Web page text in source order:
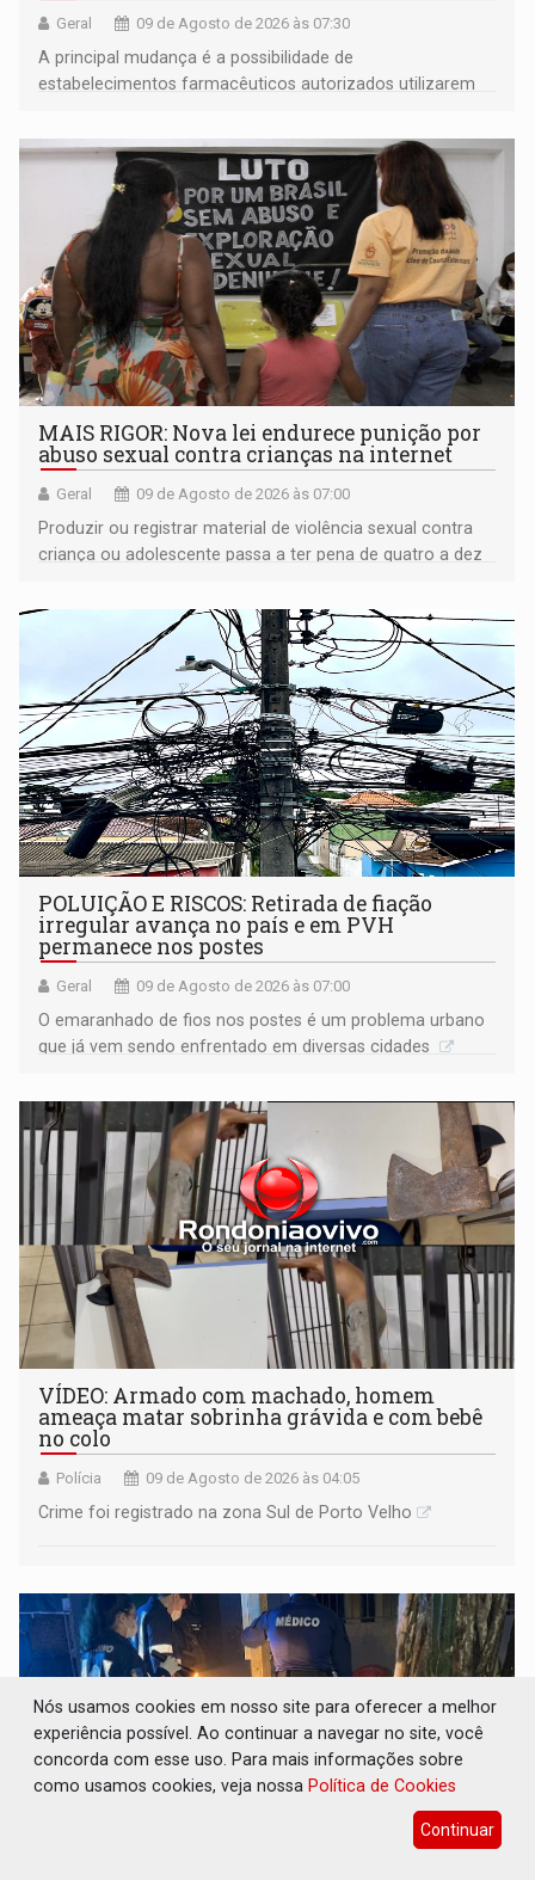
Geral 09 de Agosto de 2026 às 07:30
A principal mudança é a possibilidade de
estabelecimentos farmacêuticos autorizados utilizarem
MAIS RIGOR: Nova lei endurece punição por
abuso sexual contra crianças na internet
Geral 09 de Agosto de 2026 às 07:00
Produzir ou registrar material de violência sexual contra
criança ou adolescente passa a ter pena de quatro a dez
POLUIÇÃO E RISCOS: Retirada de fiação
irregular avança no país e em PVH
permanece nos postes
Geral 09 de Agosto de 2026 às 07:00
O emaranhado de fios nos postes é um problema urbano
que já vem sendo enfrentado em diversas cidades
VÍDEO: Armado com machado, homem
ameaça matar sobrinha grávida e com bebê
no colo
Polícia 09 de Agosto de 2026 às 04:05
Crime foi registrado na zona Sul de Porto Velho
Nós usamos cookies em nosso site para oferecer a melhor
experiência possível. Ao continuar a navegar no site, você
concorda com esse uso. Para mais informações sobre
como usamos cookies, veja nossa Política de Cookies
Continuar